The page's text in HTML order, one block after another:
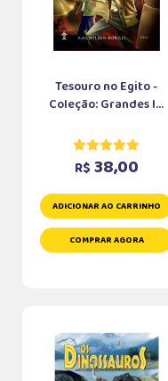
Tesouro no Egito -
Coleção: Grandes I...
R$ 38,00
ADICIONAR AO CARRINHO
COMPRAR AGORA